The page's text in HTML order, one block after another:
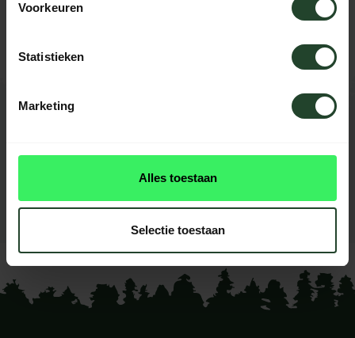
Voorkeuren
Statistieken
Marketing
Alles toestaan
Selectie toestaan
This product doesn't have